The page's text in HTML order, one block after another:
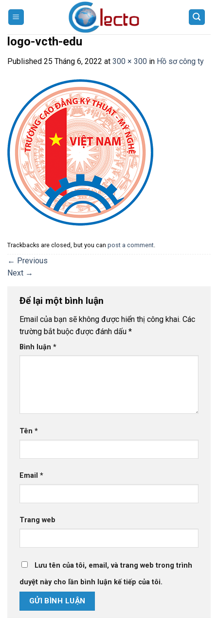
logo-vcth-edu
Published 25 Tháng 6, 2022 at 300 × 300 in Hồ sơ công ty
Trackbacks are closed, but you can post a comment.
← Previous
Next →
Để lại một bình luận
Email của bạn sẽ không được hiển thị công khai. Các
trường bắt buộc được đánh dấu *
Bình luận *
Tên *
Email *
Trang web
Lưu tên của tôi, email, và trang web trong trình
duyệt này cho lần bình luận kế tiếp của tôi.